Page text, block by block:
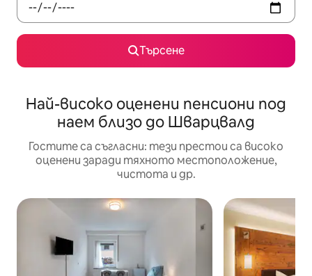
Търсене
Най-високо оценени пенсиони под
наем близо до Шварцвалд
Гостите са съгласни: тези престои са високо
оценени заради тяхното местоположение,
чистота и др.